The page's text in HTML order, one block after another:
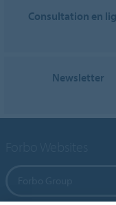
Consultation en
Newsletter